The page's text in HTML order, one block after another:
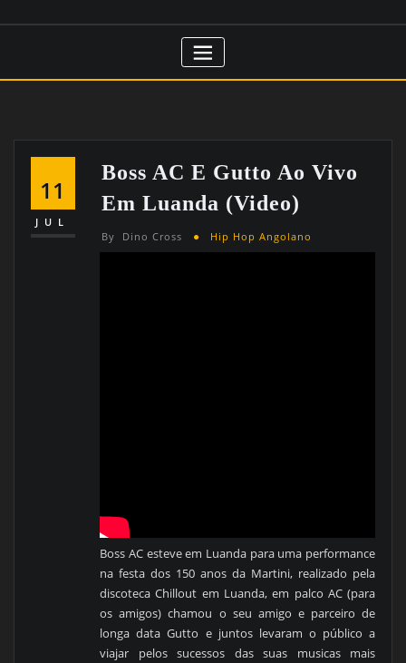
11
JUL
Boss AC E Gutto Ao Vivo
Em Luanda (Video)
By Dino Cross Hip Hop Angolano
Boss AC esteve em Luanda para uma performance
na festa dos 150 anos da Martini, realizado pela
discoteca Chillout em Luanda, em palco AC (para
os amigos) chamou o seu amigo e parceiro de
longa data Gutto e juntos levaram o público a
viajar pelos sucessos das suas musicas mais